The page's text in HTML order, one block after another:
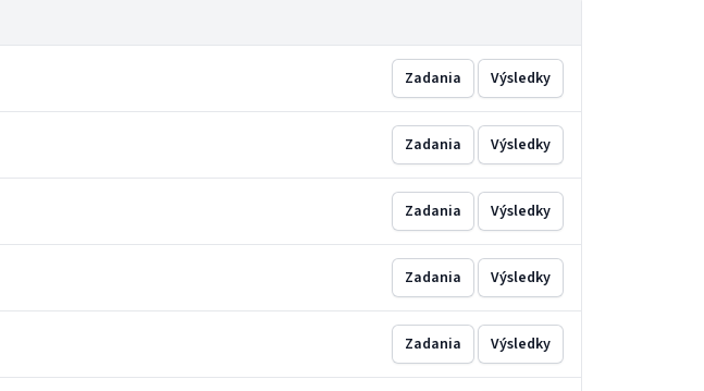
Zadania Výsledky
Zadania Výsledky
Zadania Výsledky
Zadania Výsledky
Zadania Výsledky